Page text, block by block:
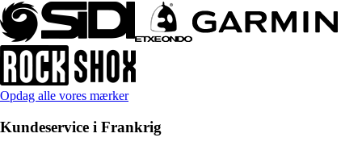
Opdag alle vores mærker
Kundeservice i Frankrig